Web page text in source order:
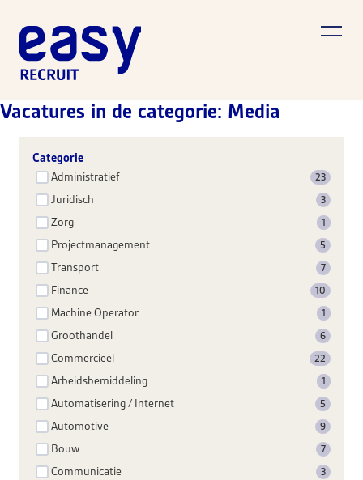
Vacatures in de categorie: Media
Categorie
Administratief 23
Juridisch 3
Zorg 1
Projectmanagement 5
Transport 7
Finance 10
Machine Operator 1
Groothandel 6
Commercieel 22
Arbeidsbemiddeling 1
Automatisering / Internet 5
Automotive 9
Bouw 7
Communicatie 3